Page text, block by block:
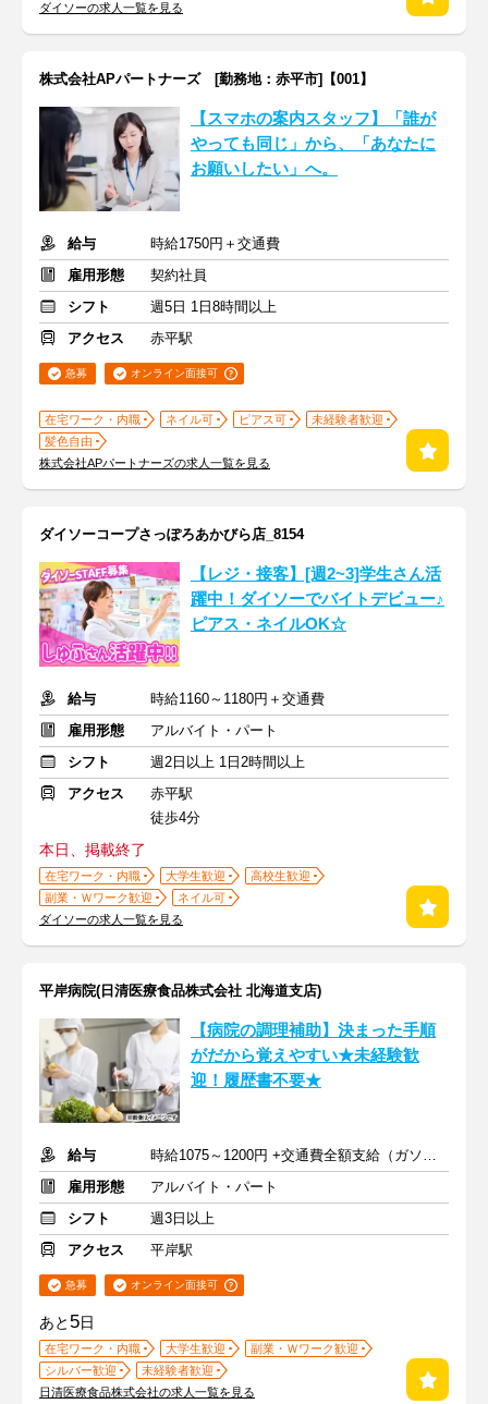
ダイソーの求人一覧を見る
株式会社APパートナーズ [勤務地：赤平市]【001】
【スマホの案内スタッフ】「誰が
やっても同じ」から、「あなたに
お願いしたい」へ。
給与
時給1750円＋交通費
雇用形態
契約社員
シフト
週5日 1日8時間以上
アクセス
赤平駅
急募 オンライン面接可
在宅ワーク・内職 ネイル可 ピアス可
未経験者歓迎
髪色自由
株式会社APパートナーズの求人一覧を見る
ダイソーコープさっぽろあかびら店_8154
【レジ・接客】[週2~3]学生さん活
躍中！ダイソーでバイトデビュー♪
ピアス・ネイルOK☆
給与
時給1160～1180円＋交通費
雇用形態
アルバイト・パート
シフト
週2日以上 1日2時間以上
アクセス
赤平駅
徒歩4分
本日、掲載終了
在宅ワーク・内職 大学生歓迎
高校生歓迎
副業・Ｗワーク歓迎
ネイル可
ダイソーの求人一覧を見る
平岸病院(日清医療食品株式会社 北海道支店)
【病院の調理補助】決まった手順
がだから覚えやすい★未経験歓
迎！履歴書不要★
給与
時給1075～1200円 +交通費全額支給（ガソリン代も支給）
雇用形態
アルバイト・パート
シフト
週3日以上
アクセス
平岸駅
急募 オンライン面接可
あと 5日
在宅ワーク・内職 大学生歓迎
副業・Ｗワーク歓迎
シルバー歓迎
未経験者歓迎
日清医療食品株式会社の求人一覧を見る